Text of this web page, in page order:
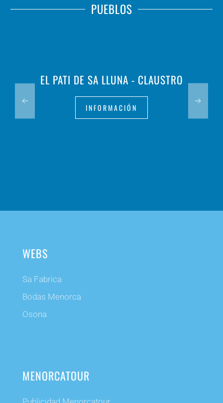
PUEBLOS
EL PATI DE SA LLUNA - CLAUSTRO
INFORMACIÓN
WEBS
Sa Fabrica
Bodas Menorca
Osona
MENORCATOUR